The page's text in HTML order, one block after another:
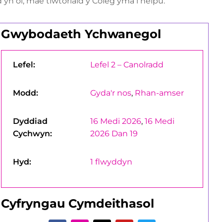
Gwybodaeth Ychwanegol
Lefel: Lefel 2 – Canolradd
Modd: Gyda'r nos, Rhan-amser
Dyddiad
Cychwyn:
16 Medi 2026, 16 Medi
2026 Dan 19
Hyd: 1 flwyddyn
Cyfryngau Cymdeithasol